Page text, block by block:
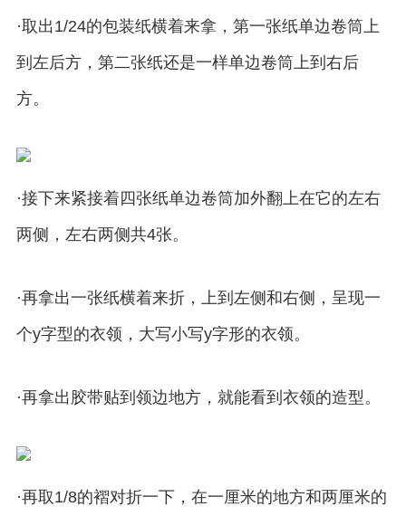
·取出1/24的包装纸横着来拿，第一张纸单边卷筒上
到左后方，第二张纸还是一样单边卷筒上到右后
方。
·接下来紧接着四张纸单边卷筒加外翻上在它的左右
两侧，左右两侧共4张。
·再拿出一张纸横着来折，上到左侧和右侧，呈现一
个y字型的衣领，大写小写y字形的衣领。
·再拿出胶带贴到领边地方，就能看到衣领的造型。
·再取1/8的褶对折一下，在一厘米的地方和两厘米的